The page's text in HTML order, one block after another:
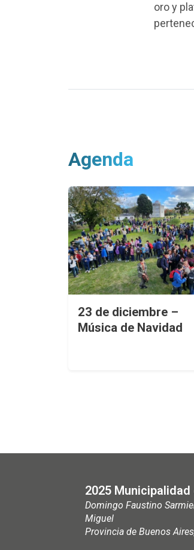
oro y
Agenda
23 de diciembre –
Música de Navidad
2025 Municipalidad
Domingo Faustino
Miguel
Provincia de Buenos